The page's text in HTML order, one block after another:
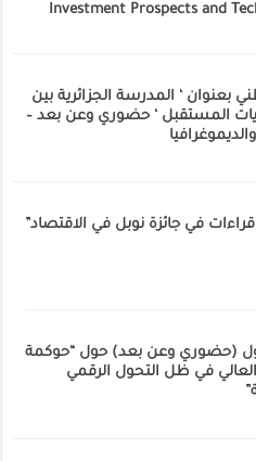
Investment Prospects and
بعنوان ‘ المدرسة الجزائرية بين
المستقبل ‘ حضوري وعن بعد –
في جائزة نوبل في الاقتصاد”
(حضوري وعن بعد) حول “حوكمة
في ظل التحول الرقمي